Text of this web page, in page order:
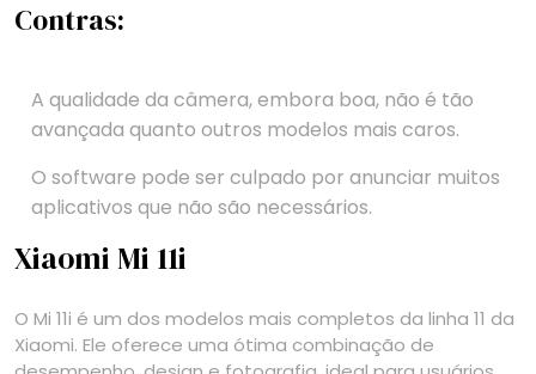
Contras:
A qualidade da câmera, embora boa, não é tão
avançada quanto outros modelos mais caros.
O software pode ser culpado por anunciar muitos
aplicativos que não são necessários.
Xiaomi Mi 11i
O Mi 11i é um dos modelos mais completos da linha 11 da
Xiaomi. Ele oferece uma ótima combinação de